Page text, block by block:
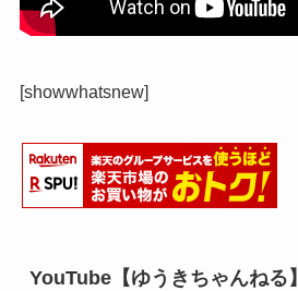
[showwhatsnew]
YouTube【ゆうきちゃんねる】